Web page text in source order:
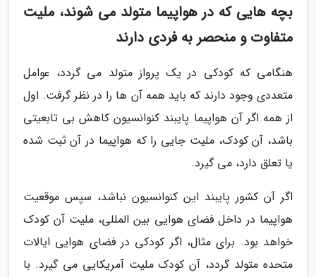
بچه هایی که در هواپیما متولد می شوند، ملیت
متفاوت و منحصر به فردی دارند
هنگامی که کودکی در یک پرواز متولد می گردد، عوامل
متعددی وجود دارند که باید همه آن ها را در نظر گرفت. اول
از همه اگر آن هواپیما پایبند کنوانسیون کاهش بی تابعیتی
باشد، آن کودک، ملیت جایی را که هواپیما در آن ثبت شده
یا تعلق دارد، می گیرد.
اگر آن کشور پایبند این کنوانسیون نباشد، سپس موقعیت
هواپیما در داخل فضای هوایی بین المللی، ملیت آن کودک
خواهد بود. برای مثال، اگر کودکی در فضای هوایی ایالات
متحده متولد گردد، آن کودک ملیت آمریکایی می گیرد. با